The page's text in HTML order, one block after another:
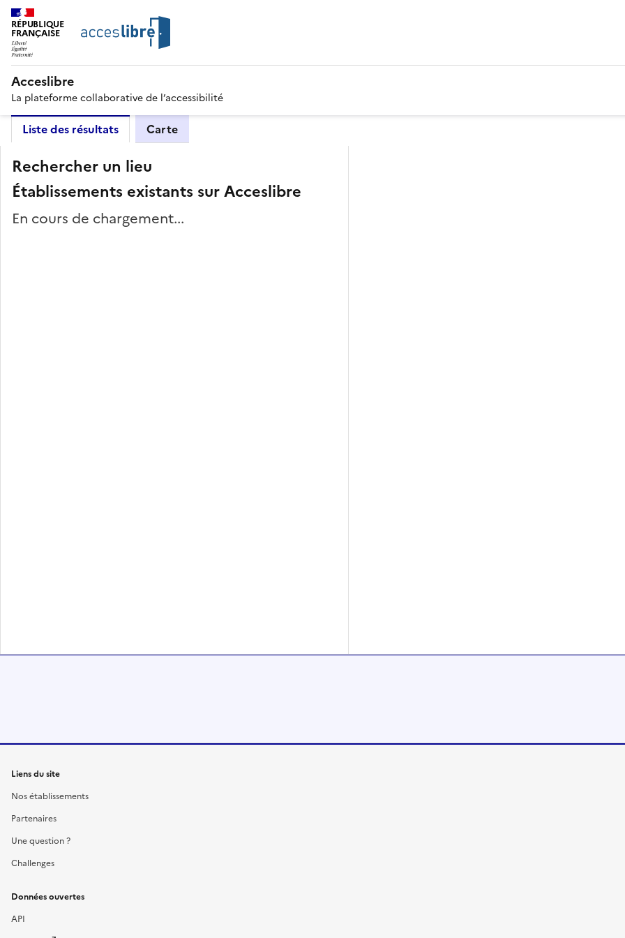
RÉPUBLIQUE
FRANÇAISE
Acceslibre
La plateforme collaborative de l’accessibilité
Liste des résultats Carte
Rechercher un lieu
Établissements existants sur Acceslibre
En cours de chargement...
Liens du site
Nos établissements
Partenaires
Une question ?
Challenges
Données ouvertes
API